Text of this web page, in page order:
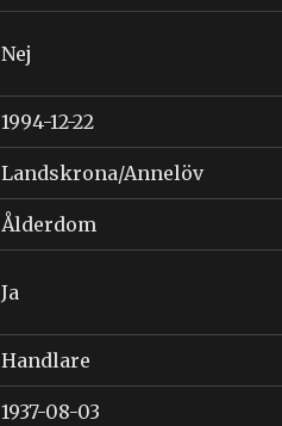
Nej
1994-12-22
Landskrona/Annelöv
Ålderdom
Ja
Handlare
1937-08-03